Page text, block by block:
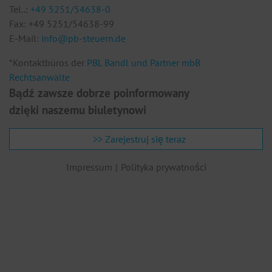
Tel..: +49 5251/54638-0
Fax: +49 5251/54638-99
E-Mail: info@pb-steuern.de
*Kontaktbüros der PBL Bandl und Partner mbB
Rechtsanwälte
Bądź zawsze dobrze poinformowany
dzięki naszemu biuletynowi
>> Zarejestruj się teraz
Impressum Polityka prywatności